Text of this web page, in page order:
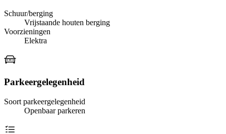
Schuur/berging
Vrijstaande houten berging
Voorzieningen
Elektra
Parkeergelegenheid
Soort parkeergelegenheid
Openbaar parkeren